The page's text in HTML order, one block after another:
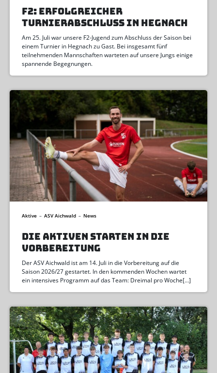
F2: ERFOLGREICHER
TURNIERABSCHLUSS IN HEGNACH
Am 25. Juli war unsere F2-Jugend zum Abschluss der Saison bei
einem Turnier in Hegnach zu Gast. Bei insgesamt fünf
teilnehmenden Mannschaften warteten auf unsere Jungs einige
spannende Begegnungen.
Aktive – ASV Aichwald – News
DIE AKTIVEN STARTEN IN DIE
VORBEREITUNG
Der ASV Aichwald ist am 14. Juli in die Vorbereitung auf die
Saison 2026/27 gestartet. In den kommenden Wochen wartet
ein intensives Programm auf das Team: Dreimal pro Woche[…]